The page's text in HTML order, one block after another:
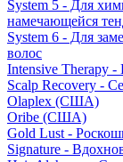
System 5 - Для
намечающейся
System 6 - Для
волос
Intensive Therapy
Scalp Recovery -
Olaplex (США)
Oribe (США)
Gold Lust -
Signature -